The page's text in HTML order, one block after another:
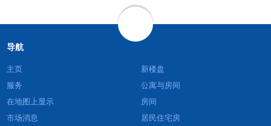
导航
主页
服务
在地图上显示
市场消息
新楼盘
公寓与房间
房间
居民住宅房